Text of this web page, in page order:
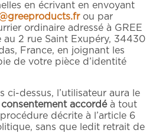
en écrivant en envoyant
ou par
ordinaire adressé à GREE
au 2 rue Saint Exupéry, 34430
France, en joignant les
de votre pièce d’identité
ci-dessus, l’utilisateur aura le
accordéà tout
décrite à l’article 6
sans que ledit retrait de